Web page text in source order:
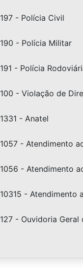
197 - Polícia Civil
190 - Polícia Militar
191 - Polícia
100 - Violação de
1331 - Anatel
1057 - Atendimento
1056 - Atendimento
10315 - Atendimento
127 - Ouvidoria